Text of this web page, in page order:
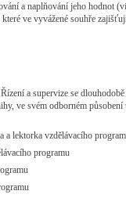
a naplňování jeho hodnot
ve vyvážené souhře
a supervize se
ve svém odborném
a lektorka vzdělávacího
programu